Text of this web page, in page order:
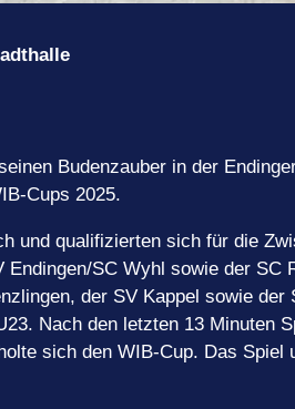
Budenzauber in der
Cups 2025.
und qualifizierten sich für die
SC Wyhl sowie der
der SV Kappel sowie
Nach den letzten 13
sich den WIB-Cup. Das